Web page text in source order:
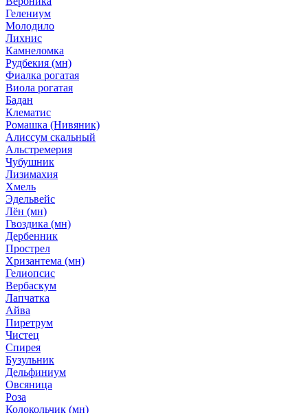
Гелениум
Молодило
Лихнис
Камнеломка
Рудбекия (мн)
Фиалка рогатая
Виола рогатая
Бадан
Клематис
Ромашка (Нивяник)
Алиссум скальный
Альстремерия
Чубушник
Лизимахия
Хмель
Эдельвейс
Лён (мн)
Гвоздика (мн)
Дербенник
Прострел
Хризантема (мн)
Гелиопсис
Вербаскум
Лапчатка
Айва
Пиретрум
Чистец
Спирея
Бузульник
Дельфиниум
Овсяница
Роза
Колокольчик (мн)